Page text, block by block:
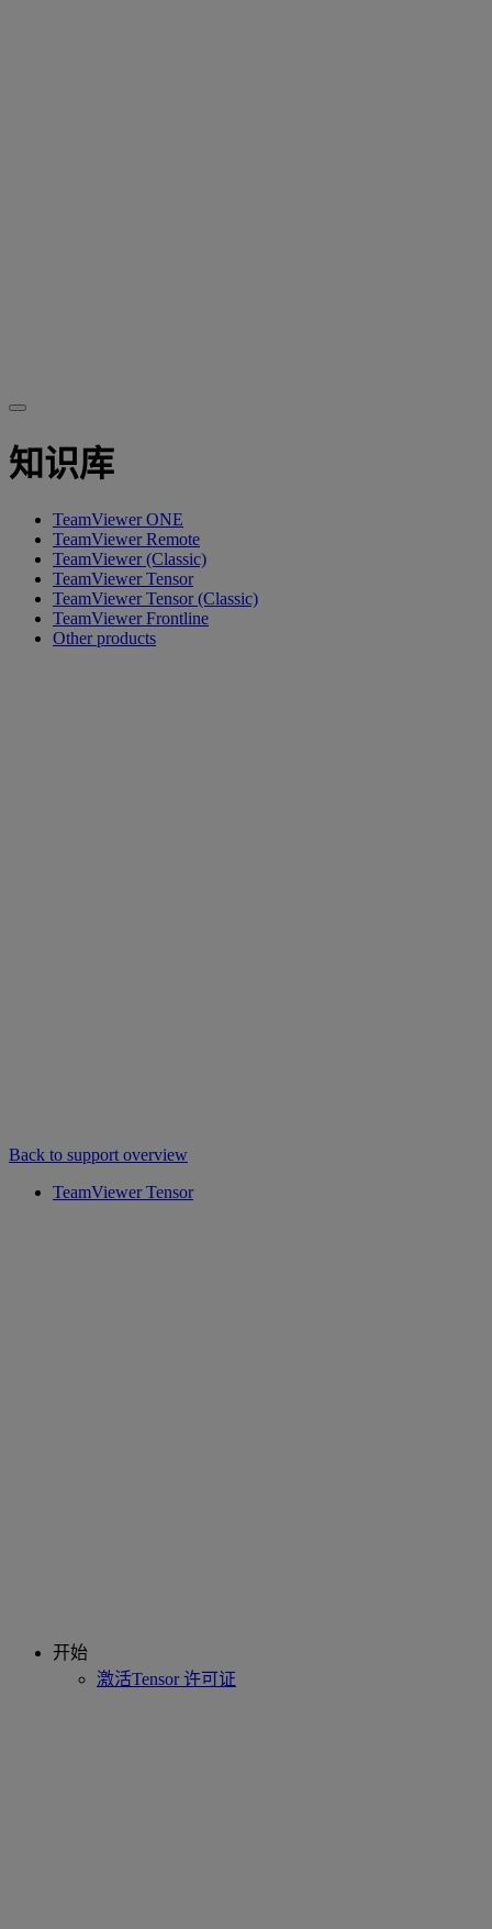
知识库
TeamViewer ONE
TeamViewer Remote
TeamViewer (Classic)
TeamViewer Tensor
TeamViewer Tensor (Classic)
TeamViewer Frontline
Other products
Back to support overview
TeamViewer Tensor
开始
激活Tensor 许可证